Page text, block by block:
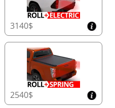
3140$
2540$